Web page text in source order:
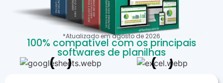
*Atualizado emagostode 2026
100% compatível com os principais
softwares de planilhas